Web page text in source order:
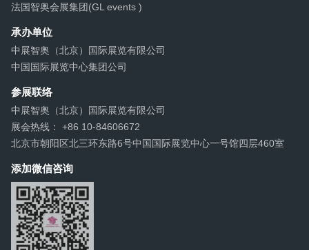
法国智奥会展集团(GL events )
承办单位
中展智奥（北京）国际展览有限公司
中国国际展览中心集团公司
参展联络
中展智奥（北京）国际展览有限公司
展会热线： +86 10-84606672
北京市朝阳区北三环东路6号中国国际展览中心一号馆四层460室
添加微信咨询